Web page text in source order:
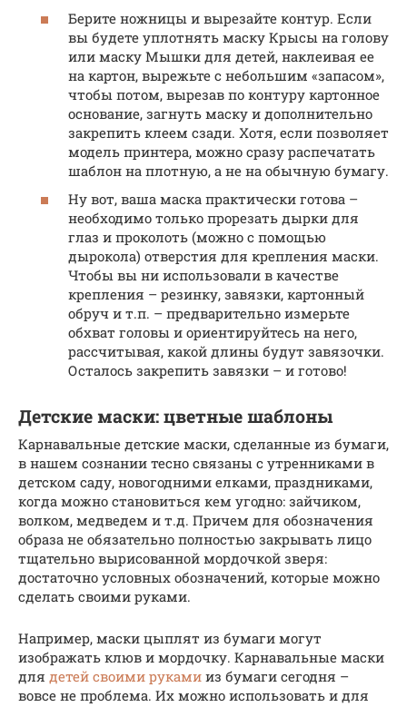
Берите ножницы и вырезайте контур. Если
вы будете уплотнять маску Крысы на голову
или маску Мышки для детей, наклеивая ее
на картон, вырежьте с небольшим «запасом»,
чтобы потом, вырезав по контуру картонное
основание, загнуть маску и дополнительно
закрепить клеем сзади. Хотя, если позволяет
модель принтера, можно сразу распечатать
шаблон на плотную, а не на обычную бумагу.
Ну вот, ваша маска практически готова –
необходимо только прорезать дырки для
глаз и проколоть (можно с помощью
дырокола) отверстия для крепления маски.
Чтобы вы ни использовали в качестве
крепления – резинку, завязки, картонный
обруч и т.п. – предварительно измерьте
обхват головы и ориентируйтесь на него,
рассчитывая, какой длины будут завязочки.
Осталось закрепить завязки – и готово!
Детские маски: цветные шаблоны
Карнавальные детские маски, сделанные из бумаги,
в нашем сознании тесно связаны с утренниками в
детском саду, новогодними елками, праздниками,
когда можно становиться кем угодно: зайчиком,
волком, медведем и т.д. Причем для обозначения
образа не обязательно полностью закрывать лицо
тщательно вырисованной мордочкой зверя:
достаточно условных обозначений, которые можно
сделать своими руками.
Например, маски цыплят из бумаги могут
изображать клюв и мордочку. Карнавальные маски
для детей своими руками из бумаги сегодня –
вовсе не проблема. Их можно использовать и для